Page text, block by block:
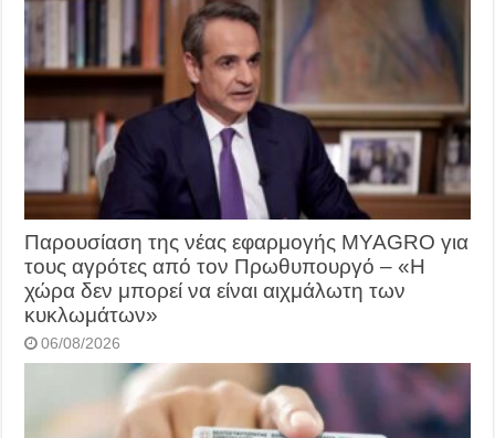
Παρουσίαση της νέας εφαρμογής MYAGRO για
τους αγρότες από τον Πρωθυπουργό – «Η
χώρα δεν μπορεί να είναι αιχμάλωτη των
κυκλωμάτων»
06/08/2026